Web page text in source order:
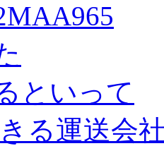
といって
る運送会